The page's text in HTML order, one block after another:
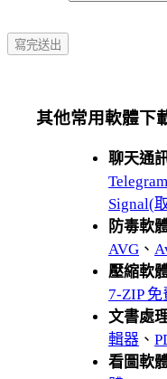
其他常用軟體下
聊天通
Telegram
Signal(
防毒軟
AVG 、
壓縮軟
7-ZIP
文書處
輯器 、
看圖軟